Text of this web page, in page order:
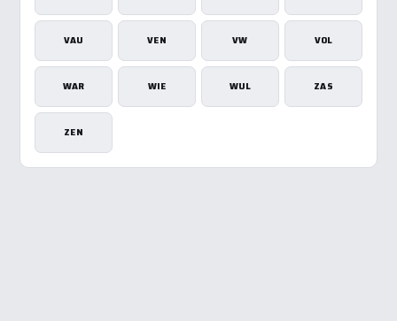
VAU VEN VW VOL
WAR WIE WUL ZAS
ZEN